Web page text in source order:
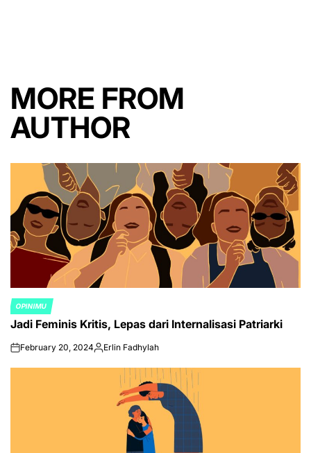
MORE FROM
AUTHOR
POSTED
IN
OPINIMU
Jadi Feminis Kritis, Lepas dari Internalisasi Patriarki
onFebruary 20, 2024Posted
Erlin Fadhylah